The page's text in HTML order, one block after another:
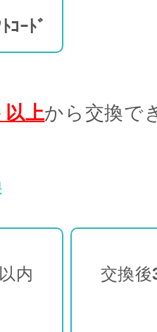
ｺｰﾄﾞ
以上から交換で
以内 交換後